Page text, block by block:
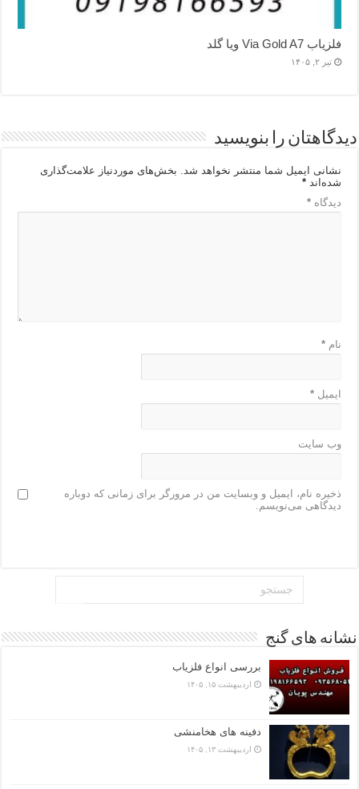
فلزیاب Via Gold A7 ویا گلد
تیر ۲, ۱۴۰۵
دیدگاهتان را بنویسید
نشانی ایمیل شما منتشر نخواهد شد.
بخش‌های موردنیاز علامت‌گذاری
شده‌اند*
دیدگاه*
نام*
ایمیل*
وب‌ سایت
ذخیره نام، ایمیل و وبسایت من در مرورگر برای زمانی که دوباره
دیدگاهی می‌نویسم.
نشانه های گنج
بررسی انواع فلزیاب
اردیبهشت ۱۵, ۱۴۰۵
دفینه های هخامنشی
اردیبهشت ۱۳, ۱۴۰۵